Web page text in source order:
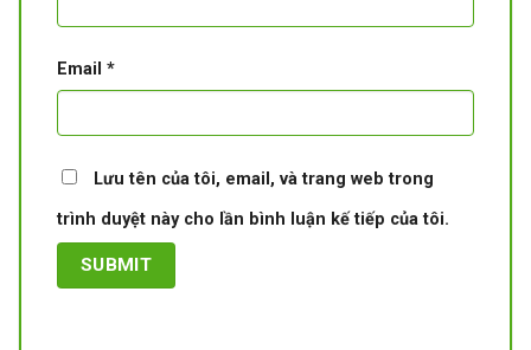
Email *
Lưu tên của tôi, email, và trang web trong
trình duyệt này cho lần bình luận kế tiếp của tôi.